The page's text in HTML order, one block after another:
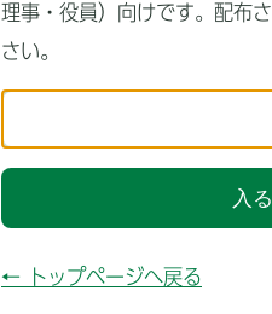
理事・役員）向けです。配布
さい。
入る
← トップページへ戻る